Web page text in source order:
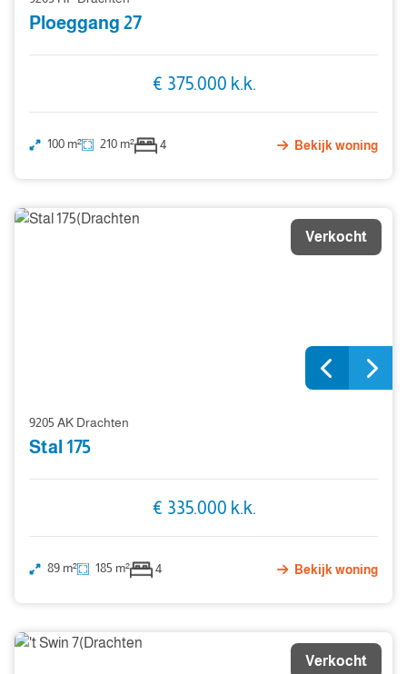
Ploeggang 27
€ 375.000 k.k.
100 m² 210 m² 4 Bekijk woning
Verkocht
9205 AK Drachten
Stal 175
€ 335.000 k.k.
89 m² 185 m² 4 Bekijk woning
Verkocht